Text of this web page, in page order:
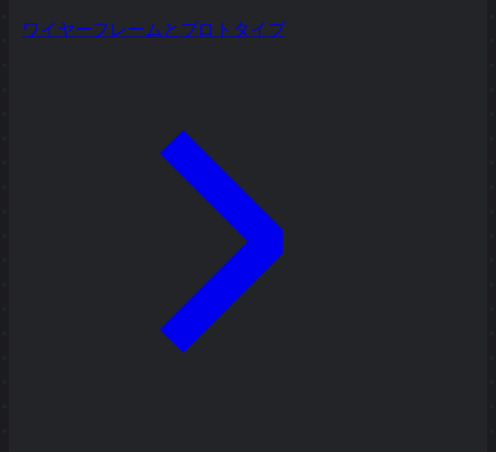
ワイヤーフレームとプロトタイプ